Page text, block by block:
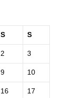
S S
2 3
9 10
16 17